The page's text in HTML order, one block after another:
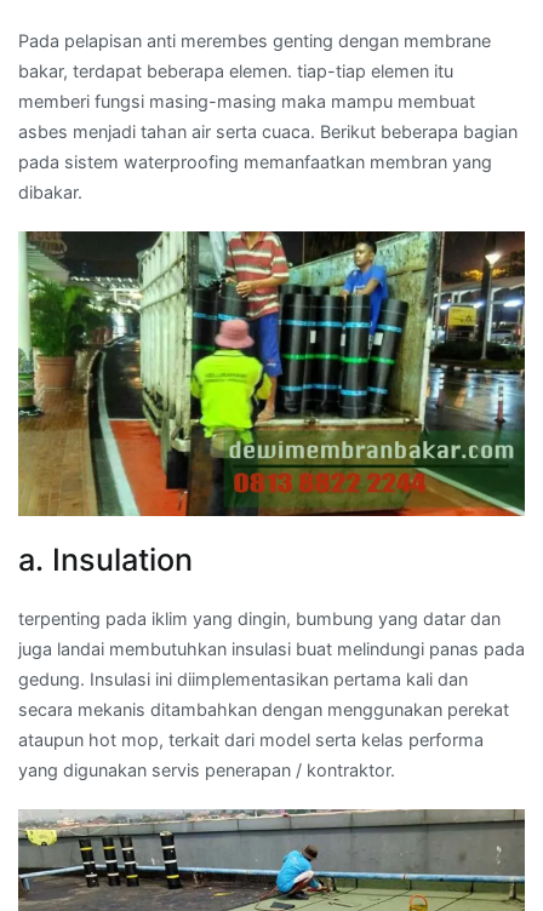
Pada pelapisan anti merembes genting dengan membrane
bakar, terdapat beberapa elemen. tiap-tiap elemen itu
memberi fungsi masing-masing maka mampu membuat
asbes menjadi tahan air serta cuaca. Berikut beberapa bagian
pada sistem waterproofing memanfaatkan membran yang
dibakar.
a. Insulation
terpenting pada iklim yang dingin, bumbung yang datar dan
juga landai membutuhkan insulasi buat melindungi panas pada
gedung. Insulasi ini diimplementasikan pertama kali dan
secara mekanis ditambahkan dengan menggunakan perekat
ataupun hot mop, terkait dari model serta kelas performa
yang digunakan servis penerapan / kontraktor.